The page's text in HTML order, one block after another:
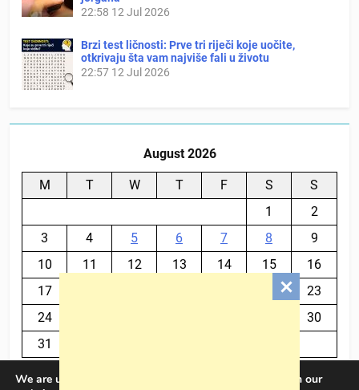
22:58 12 Jul 2026
Brzi test ličnosti: Prve tri riječi koje uočite,
otkrivaju šta vam najviše fali u životu
22:57 12 Jul 2026
August 2026
M T W T F S
S
1
2
3
4 5 6 7 8
9
10
11 12 13 14 15
16
17
23
24
30
31
We are using cookies to give you the best experience on our